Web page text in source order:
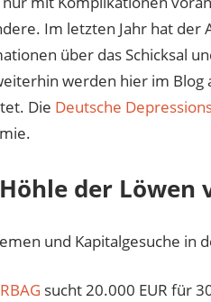
Im letzten Jahr hat der
über das Schicksal
werden hier im Blog
Die Deutsche
der Löwen
und Kapitalgesuche in
sucht 20.000 EUR für